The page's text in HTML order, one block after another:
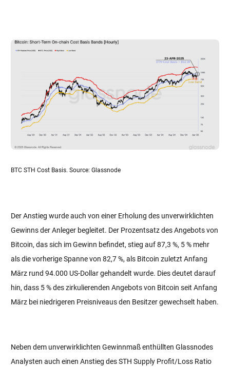
BTC STH Cost Basis. Source: Glassnode
Der Anstieg wurde auch von einer Erholung des unverwirklichten
Gewinns der Anleger begleitet. Der Prozentsatz des Angebots von
Bitcoin, das sich im Gewinn befindet, stieg auf 87,3 %, 5 % mehr
als die vorherige Spanne von 82,7 %, als Bitcoin zuletzt Anfang
März rund 94.000 US-Dollar gehandelt wurde. Dies deutet darauf
hin, dass 5 % des zirkulierenden Angebots von Bitcoin seit Anfang
März bei niedrigeren Preisniveaus den Besitzer gewechselt haben.
Neben dem unverwirklichten Gewinnmaß enthüllten Glassnodes
Analysten auch einen Anstieg des STH Supply Profit/Loss Ratio